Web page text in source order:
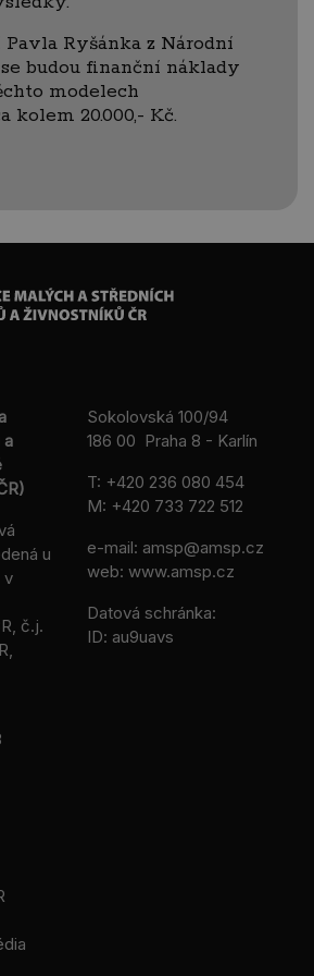
Ryšánka z Národní
budou finanční náklady
modelech
kolem 20.000,- Kč.
a
u
v
č.j.
Sokolovská 100/94
186 00 Praha 8 - Karlín
T: +420 236 080 454
M: +420 733 722 512
e-mail: amsp@amsp.cz
web: www.amsp.cz
Datová schránka:
ID: au9uavs